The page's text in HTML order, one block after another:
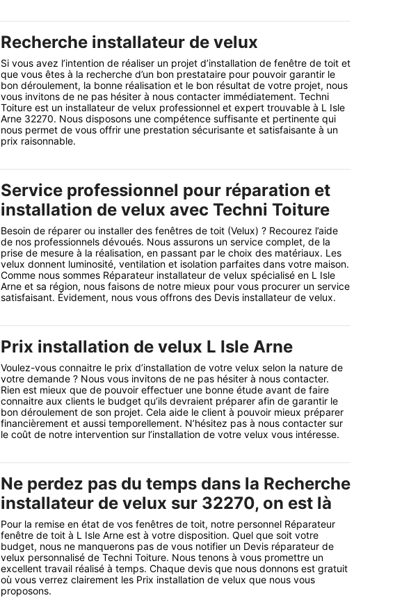
Recherche installateur de velux
Si vous avez l’intention de réaliser un projet d’installation de fenêtre de toit et
que vous êtes à la recherche d’un bon prestataire pour pouvoir garantir le
bon déroulement, la bonne réalisation et le bon résultat de votre projet, nous
vous invitons de ne pas hésiter à nous contacter immédiatement. Techni
Toiture est un installateur de velux professionnel et expert trouvable à L Isle
Arne 32270. Nous disposons une compétence suffisante et pertinente qui
nous permet de vous offrir une prestation sécurisante et satisfaisante à un
prix raisonnable.
Service professionnel pour réparation et
installation de velux avec Techni Toiture
Besoin de réparer ou installer des fenêtres de toit (Velux) ? Recourez l’aide
de nos professionnels dévoués. Nous assurons un service complet, de la
prise de mesure à la réalisation, en passant par le choix des matériaux. Les
velux donnent luminosité, ventilation et isolation parfaites dans votre maison.
Comme nous sommes Réparateur installateur de velux spécialisé en L Isle
Arne et sa région, nous faisons de notre mieux pour vous procurer un service
satisfaisant. Évidement, nous vous offrons des Devis installateur de velux.
Prix installation de velux L Isle Arne
Voulez-vous connaitre le prix d’installation de votre velux selon la nature de
votre demande ? Nous vous invitons de ne pas hésiter à nous contacter.
Rien est mieux que de pouvoir effectuer une bonne étude avant de faire
connaitre aux clients le budget qu’ils devraient préparer afin de garantir le
bon déroulement de son projet. Cela aide le client à pouvoir mieux préparer
financièrement et aussi temporellement. N’hésitez pas à nous contacter sur
le coût de notre intervention sur l’installation de votre velux vous intéresse.
Ne perdez pas du temps dans la Recherche
installateur de velux sur 32270, on est là
Pour la remise en état de vos fenêtres de toit, notre personnel Réparateur
fenêtre de toit à L Isle Arne est à votre disposition. Quel que soit votre
budget, nous ne manquerons pas de vous notifier un Devis réparateur de
velux personnalisé de Techni Toiture. Nous tenons à vous promettre un
excellent travail réalisé à temps. Chaque devis que nous donnons est gratuit
où vous verrez clairement les Prix installation de velux que nous vous
proposons.